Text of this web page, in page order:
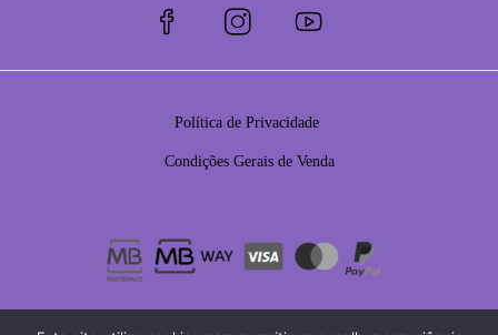
Política de Privacidade
Condições Gerais de Venda